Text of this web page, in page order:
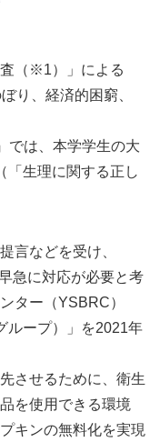
（※1）」による
り、経済的困窮、
では、本学学生の大
「生理に関する正し
言などを受け、
急に対応が必要と考
ター（YSBRC）
ループ）」を2021年
させるために、衛生
を使用できる環境
キンの無料化を実現